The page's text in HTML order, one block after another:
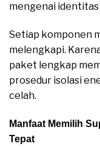
mengenai
Setiap komponen
melengkapi.
paket lengkap
prosedur isolasi
celah.
Manfaat Memilih
Tepat